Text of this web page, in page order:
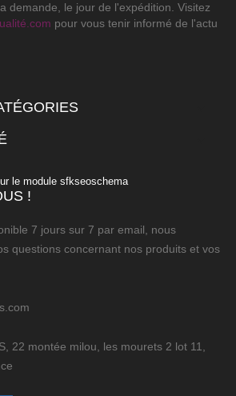
demande, le jour de l'expédition. Visitez
pour vous tenir informé de l'actu
le module sfkseoschema
!
7 jours sur 7 par email, nous
questions concernant nos produits et vos
22 montée milou, les mourets 2 lot 11,